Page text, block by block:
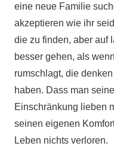
eine neue Familie
akzeptieren wie ihr
die zu finden, aber auf
besser gehen, als
rumschlagt, die
haben. Dass man
Einschränkung lieben
seinen eigenen
Leben nichts verloren.